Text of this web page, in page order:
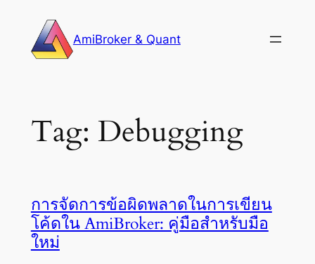
content
AmiBroker & Quant
Tag: Debugging
การจัดการข้อผิดพลาดในการเขียน
โค้ดใน AmiBroker: คู่มือสำหรับมือ
ใหม่